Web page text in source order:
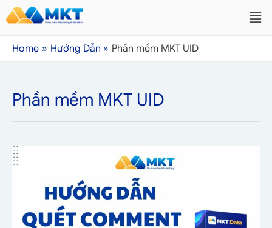
Home Hướng Dẫn Phần mềm MKT UID
Phần mềm MKT UID